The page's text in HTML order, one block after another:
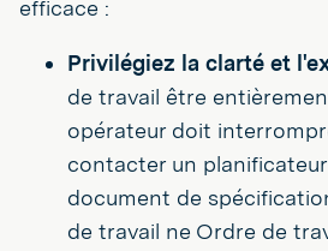
efficace :
Privilégiez la clarté et
de travail être
opérateur doit
contacter un
document de
de travail ne Ordre de